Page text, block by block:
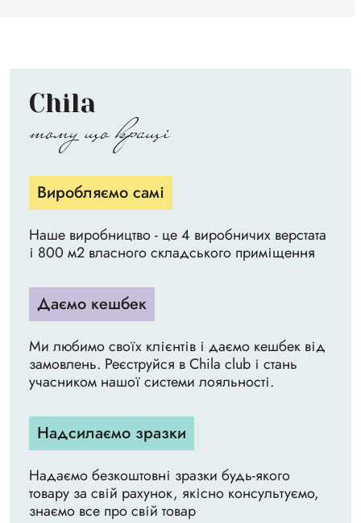
Chila
тому що кращі
Виробляємо самі
Наше виробництво - це 4 виробничих верстата
і 800 м2 власного складського приміщення
Даємо кешбек
Ми любимо своїх клієнтів і даємо кешбек від
замовлень. Реєструйся в Chila club і стань
учасником нашої системи лояльності.
Надсилаємо зразки
Надаємо безкоштовні зразки будь-якого
товару за свій рахунок, якісно консультуємо,
знаємо все про свій товар